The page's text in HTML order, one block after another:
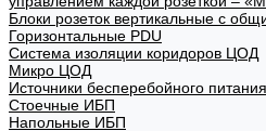
Блоки розеток вертикальные с
Горизонтальные PDU
Система изоляции коридоров ЦОД
Микро ЦОД
Источники бесперебойного питания
Стоечные ИБП
Напольные ИБП